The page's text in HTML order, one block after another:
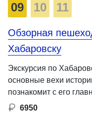
09 10 11
Обзорная
Хабаровску
Экскурсия по
основные вехи
познакомит с его
6950